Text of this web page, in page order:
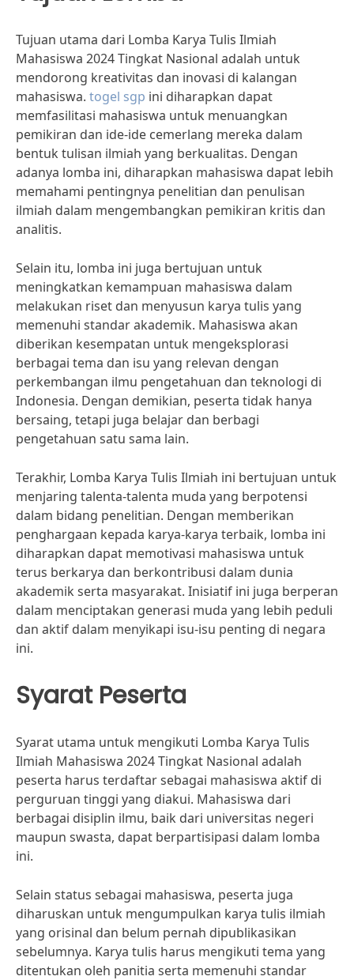
Tujuan utama dari Lomba Karya Tulis Ilmiah
Mahasiswa 2024 Tingkat Nasional adalah untuk
mendorong kreativitas dan inovasi di kalangan
mahasiswa. togel sgp ini diharapkan dapat
memfasilitasi mahasiswa untuk menuangkan
pemikiran dan ide-ide cemerlang mereka dalam
bentuk tulisan ilmiah yang berkualitas. Dengan
adanya lomba ini, diharapkan mahasiswa dapat lebih
memahami pentingnya penelitian dan penulisan
ilmiah dalam mengembangkan pemikiran kritis dan
analitis.
Selain itu, lomba ini juga bertujuan untuk
meningkatkan kemampuan mahasiswa dalam
melakukan riset dan menyusun karya tulis yang
memenuhi standar akademik. Mahasiswa akan
diberikan kesempatan untuk mengeksplorasi
berbagai tema dan isu yang relevan dengan
perkembangan ilmu pengetahuan dan teknologi di
Indonesia. Dengan demikian, peserta tidak hanya
bersaing, tetapi juga belajar dan berbagi
pengetahuan satu sama lain.
Terakhir, Lomba Karya Tulis Ilmiah ini bertujuan untuk
menjaring talenta-talenta muda yang berpotensi
dalam bidang penelitian. Dengan memberikan
penghargaan kepada karya-karya terbaik, lomba ini
diharapkan dapat memotivasi mahasiswa untuk
terus berkarya dan berkontribusi dalam dunia
akademik serta masyarakat. Inisiatif ini juga berperan
dalam menciptakan generasi muda yang lebih peduli
dan aktif dalam menyikapi isu-isu penting di negara
ini.
Syarat Peserta
Syarat utama untuk mengikuti Lomba Karya Tulis
Ilmiah Mahasiswa 2024 Tingkat Nasional adalah
peserta harus terdaftar sebagai mahasiswa aktif di
perguruan tinggi yang diakui. Mahasiswa dari
berbagai disiplin ilmu, baik dari universitas negeri
maupun swasta, dapat berpartisipasi dalam lomba
ini.
Selain status sebagai mahasiswa, peserta juga
diharuskan untuk mengumpulkan karya tulis ilmiah
yang orisinal dan belum pernah dipublikasikan
sebelumnya. Karya tulis harus mengikuti tema yang
ditentukan oleh panitia serta memenuhi standar